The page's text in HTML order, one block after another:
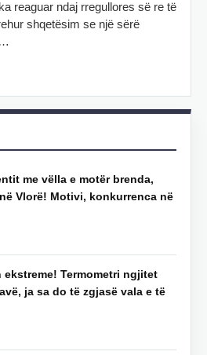
reaguar ndaj rregullores së re të
shqetësim se një sërë
me vëlla e motër brenda,
Vlorë! Motivi, konkurrenca në
ekstreme! Termometri ngjitet
ja sa do të zgjasë vala e të